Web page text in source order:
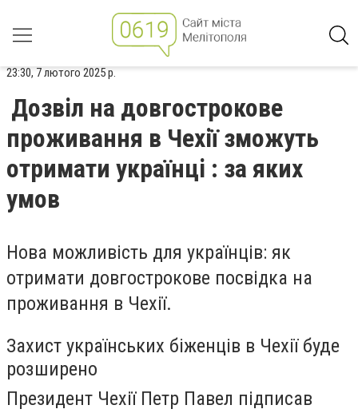
23:30, 7 лютого 2025 р.
Дозвіл на довгострокове
проживання в Чехії зможуть
отримати українці : за яких
умов
Нова можливість для українців: як
отримати довгострокове посвідка на
проживання в Чехії.
Захист українських біженців в Чехії буде
розширено
Президент Чехії Петр Павел підписав